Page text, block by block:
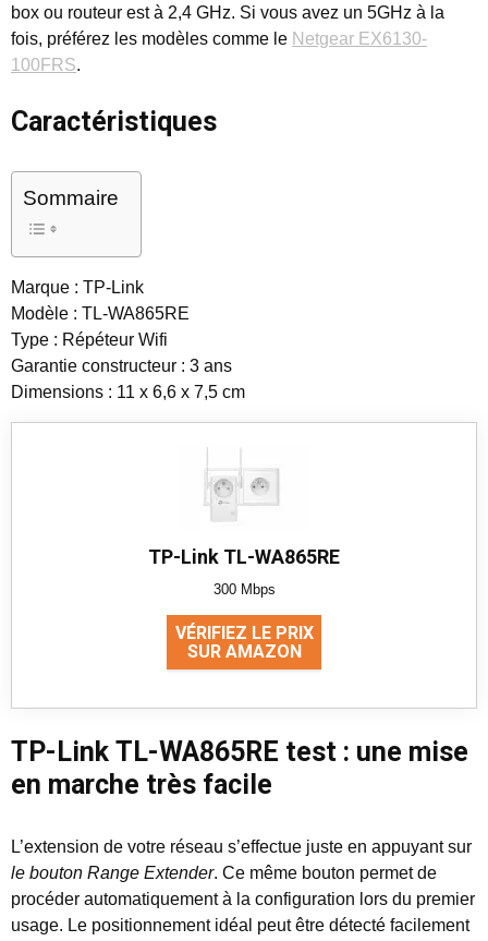
box ou routeur est à 2,4 GHz. Si vous avez un 5GHz à la
fois, préférez les modèles comme le Netgear EX6130-
100FRS.
Caractéristiques
Sommaire
Marque : TP-Link
Modèle : TL-WA865RE
Type : Répéteur Wifi
Garantie constructeur : 3 ans
Dimensions : 11 x 6,6 x 7,5 cm
TP-Link TL-WA865RE
300 Mbps
VÉRIFIEZ LE PRIX
SUR AMAZON
TP-Link TL-WA865RE test : une mise
en marche très facile
L’extension de votre réseau s’effectue juste en appuyant sur
le bouton Range Extender. Ce même bouton permet de
procéder automatiquement à la configuration lors du premier
usage. Le positionnement idéal peut être détecté facilement